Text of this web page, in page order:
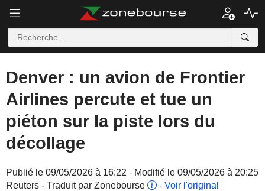
Denver : un avion de Frontier
Airlines percute et tue un
piéton sur la piste lors du
décollage
Publié le 09/05/2026 à 16:22 - Modifié le 09/05/2026 à 20:25
Reuters - Traduit par Zonebourse
- Voir l'original